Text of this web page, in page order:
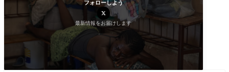
フォローしよう
最新情報をお届けします